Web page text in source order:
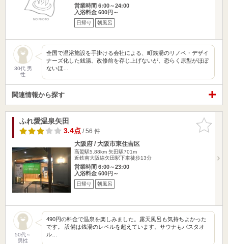
営業時間 6:00～24:00
入浴料金 600円～
日帰り 朝風呂
30代 男
性
全国で温浴施設を手掛ける会社による、町銭湯のリノベ・デザイ
ナーズ化した銭湯。改修前を存じ上げないが、恐らく原型がほぼ
ないほ…
関連情報から探す
お気に入
りに追加
ふれ愛温泉矢田
3.4点/ 56 件
大阪府 / 大阪市東住吉区
高鷲駅5.88km 矢田駅701m
近鉄南大阪線矢田駅下車徒歩13分
営業時間 6:00～23:00
入浴料金 600円～
日帰り 朝風呂
50代～
男性
490円の料金で温泉を楽しみました。露天風呂も気持ちよかった
です。 設備は銭湯のレベルを超えています。サウナもバスタオ
ル…